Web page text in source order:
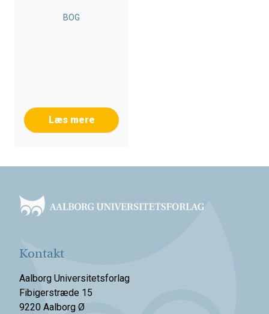
LÆRING
BOG
Læs mere
Kontakt
Aalborg Universitetsforlag
Fibigerstræde 15
9220 Aalborg Ø